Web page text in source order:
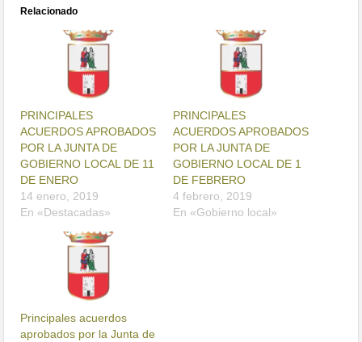
Relacionado
PRINCIPALES
ACUERDOS APROBADOS
POR LA JUNTA DE
GOBIERNO LOCAL DE 11
DE ENERO
14 enero, 2019
En «Destacadas»
PRINCIPALES
ACUERDOS APROBADOS
POR LA JUNTA DE
GOBIERNO LOCAL DE 1
DE FEBRERO
4 febrero, 2019
En «Gobierno local»
Principales acuerdos
aprobados por la Junta de